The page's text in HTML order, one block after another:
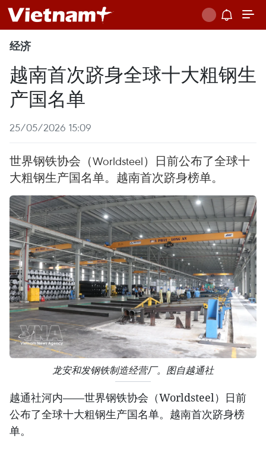
经济
越南首次跻身全球十大粗钢生
产国名单
25/05/2026 15:09
世界钢铁协会（Worldsteel）日前公布了全球十
大粗钢生产国名单。越南首次跻身榜单。
龙安和发钢铁制造经营厂。图自越通社
越通社河内——世界钢铁协会（Worldsteel）日前
公布了全球十大粗钢生产国名单。越南首次跻身榜
单。